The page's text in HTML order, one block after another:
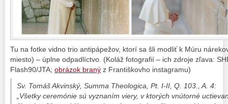
Tu na fotke vidno trio antipápežov, ktorí sa šli modliť k Múru
miesto) – úplne odpadlíctvo. (Koláž fotografií – ich zdroje zľava:
Flash90/JTA; obrázok braný z Františkovho instagramu)
Sv. Tomáš Akvinský, Summa Theologica, Pt. I-II, Q. 103., A. 4:
„Všetky ceremónie sú vyznaním viery, v ktorých vnútorné